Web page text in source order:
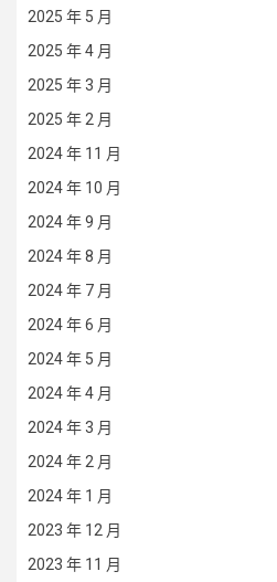
2025 年 5 月
2025 年 4 月
2025 年 3 月
2025 年 2 月
2024 年 11 月
2024 年 10 月
2024 年 9 月
2024 年 8 月
2024 年 7 月
2024 年 6 月
2024 年 5 月
2024 年 4 月
2024 年 3 月
2024 年 2 月
2024 年 1 月
2023 年 12 月
2023 年 11 月